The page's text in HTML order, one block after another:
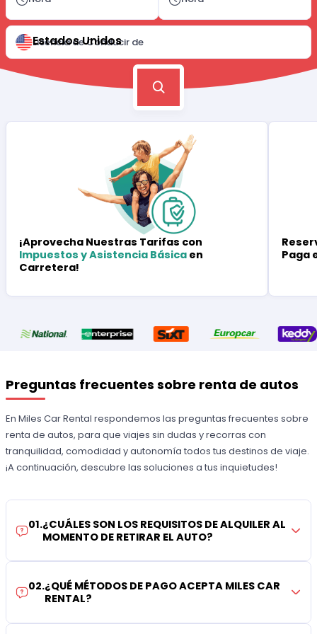
Licencia de Conducir de
Estados Unidos
¡Aprovecha Nuestras Tarifas con
Impuestos y Asistencia Básica en
Carretera!
Paga
Preguntas frecuentes sobre renta de autos
En Miles Car Rental respondemos las preguntas frecuentes sobre
renta de autos, para que viajes sin dudas y recorras con
tranquilidad, comodidad y autonomía todos tus destinos de viaje.
¡A continuación, descubre las soluciones a tus inquietudes!
01.¿CUÁLES SON LOS REQUISITOS DE ALQUILER AL
MOMENTO DE RETIRAR EL AUTO?
02.¿QUÉ MÉTODOS DE PAGO ACEPTA MILES CAR
RENTAL?